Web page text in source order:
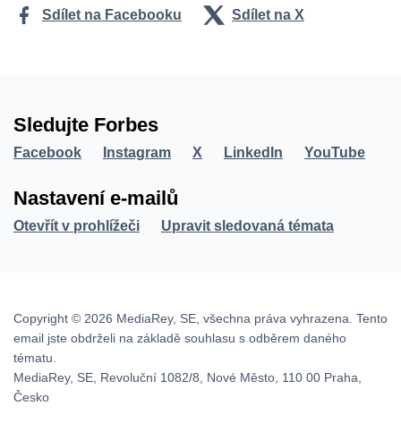
Sdílet na Facebooku Sdílet na X
Sledujte Forbes
Facebook Instagram X LinkedIn YouTube
Nastavení e-mailů
Otevřít v prohlížeči Upravit sledovaná témata
Copyright © 2026 MediaRey, SE, všechna práva vyhrazena. Tento
email jste obdrželi na základě souhlasu s odběrem daného
tématu.
MediaRey, SE, Revoluční 1082/8, Nové Město, 110 00 Praha,
Česko